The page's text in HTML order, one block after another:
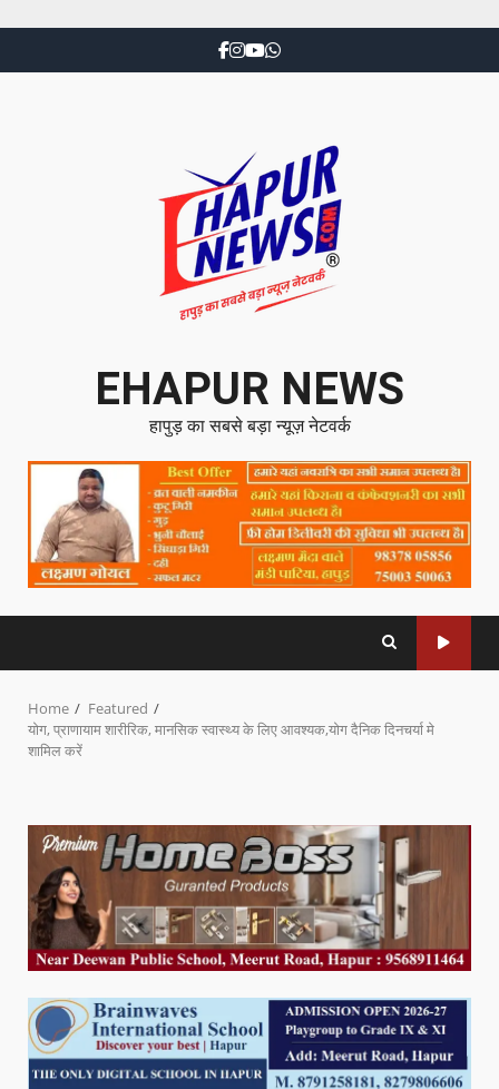
EHAPUR NEWS
हापुड़ का सबसे बड़ा न्यूज़ नेटवर्क
Home
Featured
योग, प्राणायाम शारीरिक, मानसिक स्वास्थ्य के लिए आवश्यक,योग दैनिक दिनचर्या मे
शामिल करें